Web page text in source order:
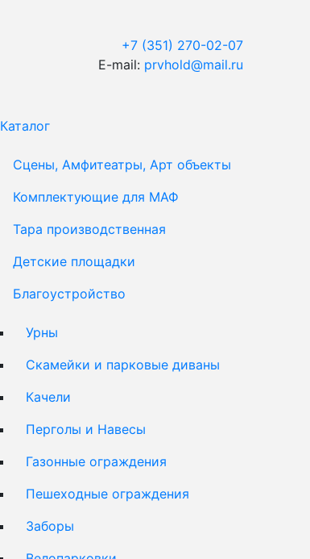
+7 (351) 270-02-07
E-mail: prvhold@mail.ru
Каталог
Сцены, Амфитеатры, Арт объекты
Комплектующие для МАФ
Тара производственная
Детские площадки
Благоустройство
Урны
Скамейки и парковые диваны
Качели
Перголы и Навесы
Газонные ограждения
Пешеходные ограждения
Заборы